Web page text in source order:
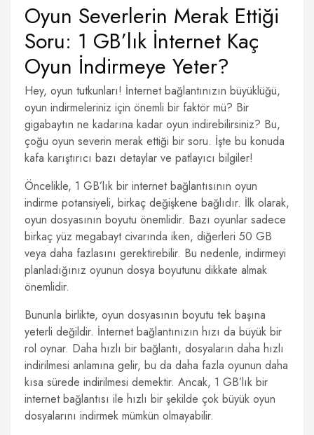
Oyun Severlerin Merak Ettiği
Soru: 1 GB’lık İnternet Kaç
Oyun İndirmeye Yeter?
Hey, oyun tutkunları! İnternet bağlantınızın büyüklüğü,
oyun indirmeleriniz için önemli bir faktör mü? Bir
gigabaytın ne kadarına kadar oyun indirebilirsiniz? Bu,
çoğu oyun severin merak ettiği bir soru. İşte bu konuda
kafa karıştırıcı bazı detaylar ve patlayıcı bilgiler!
Öncelikle, 1 GB’lık bir internet bağlantısının oyun
indirme potansiyeli, birkaç değişkene bağlıdır. İlk olarak,
oyun dosyasının boyutu önemlidir. Bazı oyunlar sadece
birkaç yüz megabayt civarında iken, diğerleri 50 GB
veya daha fazlasını gerektirebilir. Bu nedenle, indirmeyi
planladığınız oyunun dosya boyutunu dikkate almak
önemlidir.
Bununla birlikte, oyun dosyasının boyutu tek başına
yeterli değildir. İnternet bağlantınızın hızı da büyük bir
rol oynar. Daha hızlı bir bağlantı, dosyaların daha hızlı
indirilmesi anlamına gelir, bu da daha fazla oyunun daha
kısa sürede indirilmesi demektir. Ancak, 1 GB’lık bir
internet bağlantısı ile hızlı bir şekilde çok büyük oyun
dosyalarını indirmek mümkün olmayabilir.